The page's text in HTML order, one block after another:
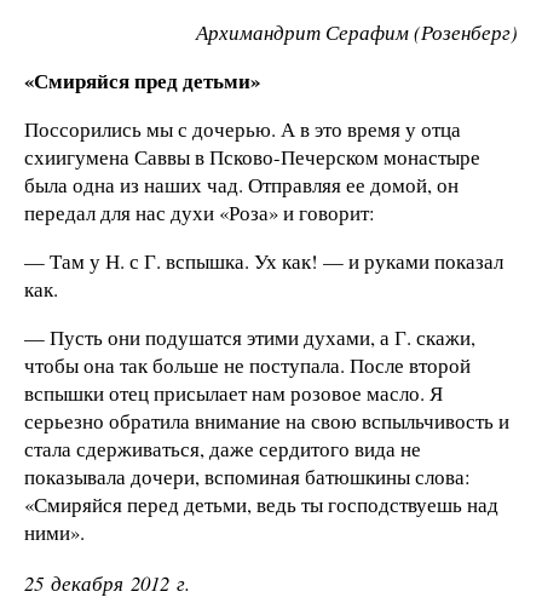
Архимандрит Серафим (Розенберг)
«Смиряйся пред детьми»
Поссорились мы с дочерью. А в это время у отца
схиигумена Саввы в Псково-Печерском монастыре
была одна из наших чад. Отправляя ее домой, он
передал для нас духи «Роза» и говорит:
— Там у Н. с Г. вспышка. Ух как! — и руками показал
как.
— Пусть они подушатся этими духами, а Г. скажи,
чтобы она так больше не поступала. После второй
вспышки отец присылает нам розовое масло. Я
серьезно обратила внимание на свою вспыльчивость и
стала сдерживаться, даже сердитого вида не
показывала дочери, вспоминая батюшкины слова:
«Смиряйся перед детьми, ведь ты господствуешь над
ними».
25 декабря 2012 г.